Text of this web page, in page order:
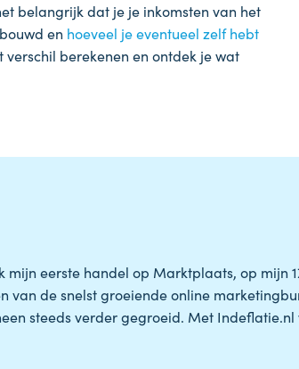
belangrijk dat je je inkomsten van het
en hoeveel je eventueel zelf hebt
berekenen en ontdek je wat
eerste handel op Marktplaats, op mijn
van de snelst groeiende online
steeds verder gegroeid. Met Indeflatie.nl